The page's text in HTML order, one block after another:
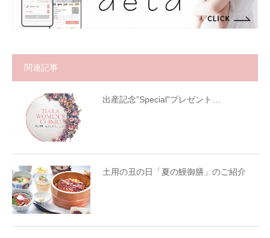
関連記事
出産記念”Special”プレゼント…
土用の丑の日「夏の鰻御膳」のご紹介